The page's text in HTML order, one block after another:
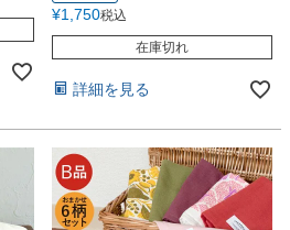
¥1,750税込
在庫切れ
詳細を見る